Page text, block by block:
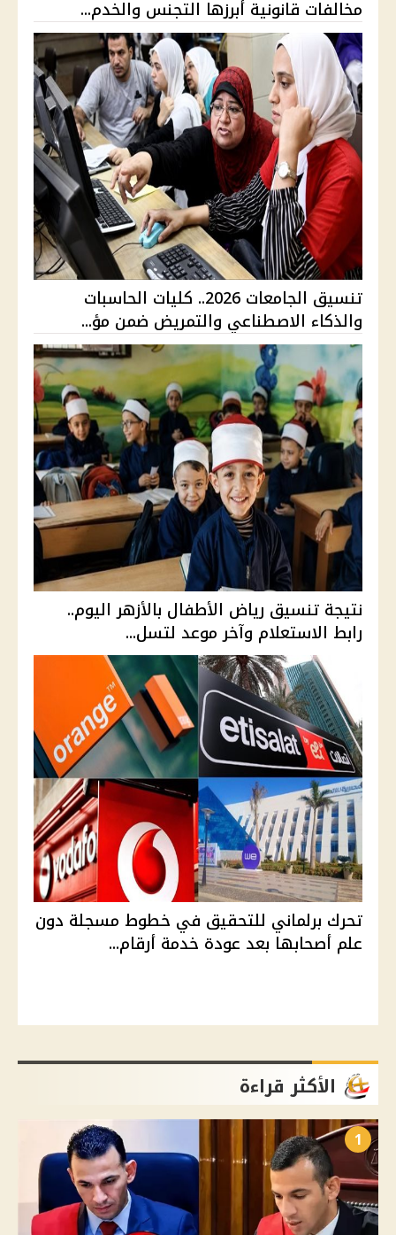
مخالفات قانونية أبرزها التجنس والخدم...
تنسيق الجامعات 2026.. كليات الحاسبات
والذكاء الاصطناعي والتمريض ضمن مؤ...
نتيجة تنسيق رياض الأطفال بالأزهر اليوم..
رابط الاستعلام وآخر موعد لتسل...
تحرك برلماني للتحقيق في خطوط مسجلة دون
علم أصحابها بعد عودة خدمة أرقام...
الأكثر قراءة
1